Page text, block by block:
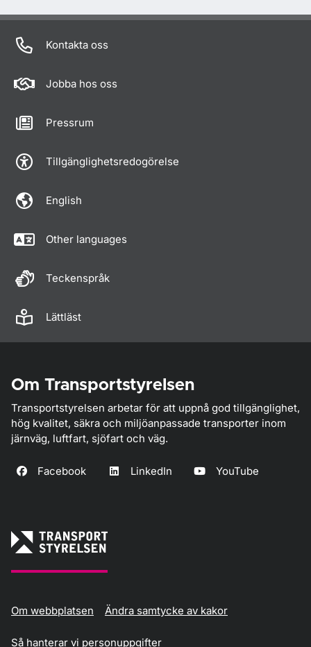
Kontakta oss
Jobba hos oss
Pressrum
Tillgänglighetsredogörelse
English
Other languages
Teckenspråk
Lättläst
Om Transportstyrelsen
Transportstyrelsen arbetar för att uppnå god tillgänglighet,
hög kvalitet, säkra och miljöanpassade transporter inom
järnväg, luftfart, sjöfart och väg.
Facebook LinkedIn YouTube
Om webbplatsen Ändra samtycke av kakor
Så hanterar vi personuppgifter